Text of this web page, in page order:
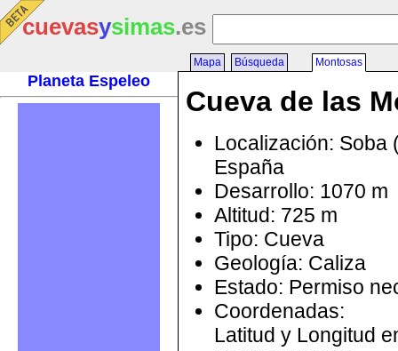
cuevasysimas.es
Planeta Espeleo
Mapa Búsqueda Montosas
Cueva de las
Localización: Soba
España
Desarrollo: 1070 m
Altitud: 725 m
Tipo: Cueva
Geología: Caliza
Estado: Permiso
Coordenadas:
Latitud y Longitud